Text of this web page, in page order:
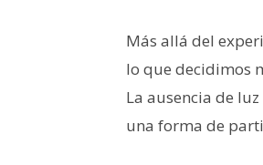
Más allá del
lo que decidimos
La ausencia de
una forma de